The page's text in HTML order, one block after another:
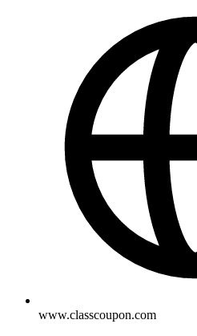
www.classcoupon.com